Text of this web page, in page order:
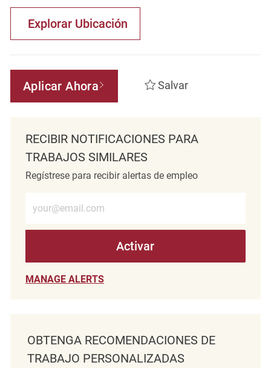
Explorar Ubicación
Aplicar Ahora Salvar
RECIBIR NOTIFICACIONES PARA
TRABAJOS SIMILARES
Regístrese para recibir alertas de empleo
Activar
MANAGE ALERTS
OBTENGA RECOMENDACIONES DE
TRABAJO PERSONALIZADAS